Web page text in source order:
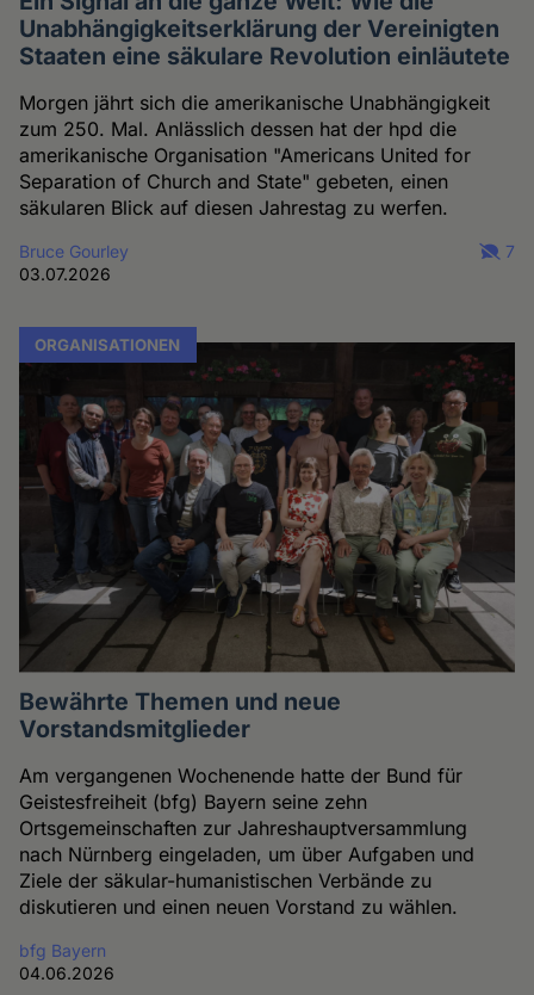
Unabhängigkeitserklärung der Vereinigten
Staaten eine säkulare Revolution einläutete
Morgen jährt sich die amerikanische Unabhängigkeit
zum 250. Mal. Anlässlich dessen hat der hpd die
amerikanische Organisation "Americans United for
Separation of Church and State" gebeten, einen
säkularen Blick auf diesen Jahrestag zu werfen.
Bruce Gourley
03.07.2026
7
ORGANISATIONEN
Bewährte Themen und neue
Vorstandsmitglieder
Am vergangenen Wochenende hatte der Bund für
Geistesfreiheit (bfg) Bayern seine zehn
Ortsgemeinschaften zur Jahreshauptversammlung
nach Nürnberg eingeladen, um über Aufgaben und
Ziele der säkular-humanistischen Verbände zu
diskutieren und einen neuen Vorstand zu wählen.
bfg Bayern
04.06.2026